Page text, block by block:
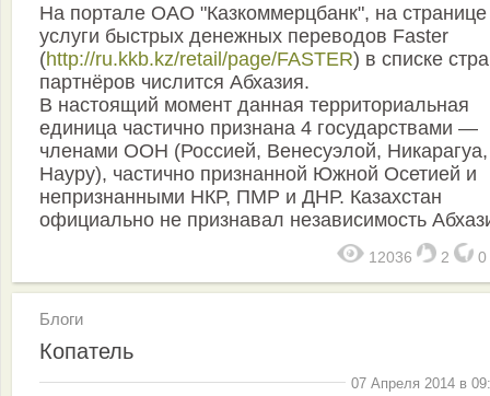
На портале ОАО "Казкоммерцбанк", на странице
услуги быстрых денежных переводов Faster
(http://ru.kkb.kz/retail/page/FASTER) в списке
партнёров числится Абхазия.
В настоящий момент данная территориальная
единица частично признана 4 государствами —
членами ООН (Россией, Венесуэлой, Никарагуа,
Науру), частично признанной Южной Осетией и
непризнанными НКР, ПМР и ДНР. Казахстан
официально не признавал независимость
12036 2 0
Блоги
Копатель
07 Апреля 2014 в